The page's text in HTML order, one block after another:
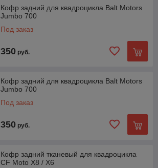
Кофр задний для квадроцикла Balt Motors
Jumbo 700
Под заказ
350 руб.
Кофр задний для квадроцикла Balt Motors
Jumbo 700
Под заказ
350 руб.
Кофр задний тканевый для квадроцикла
CF Moto X8 / X6